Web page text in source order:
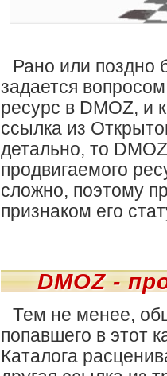
Рано или поздно
задается
ресурс в DMOZ, и
ссылка из
детально, то
продвигаемого
сложно, поэтому
признаком его
DMOZ -
Тем не менее,
попавшего в этот
Каталога